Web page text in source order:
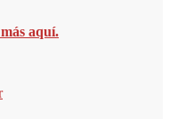
aquí.